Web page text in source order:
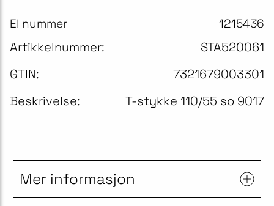
El nummer 1215436
Artikkelnummer:
STA520061
GTIN:
7321679003301
Beskrivelse:
T-stykke 110/55 so 9017
Mer informasjon